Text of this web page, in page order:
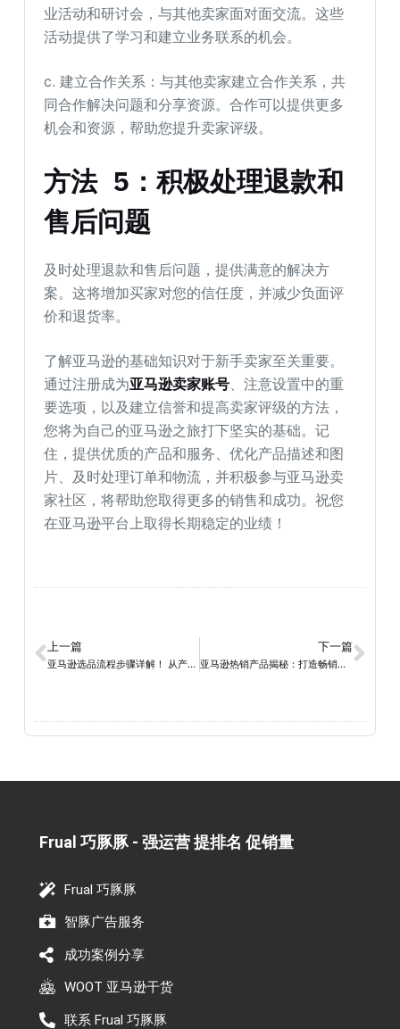
业活动和研讨会，与其他卖家面对面交流。这些
活动提供了学习和建立业务联系的机会。
c. 建立合作关系：与其他卖家建立合作关系，共
同合作解决问题和分享资源。合作可以提供更多
机会和资源，帮助您提升卖家评级。
方法 5：积极处理退款和
售后问题
及时处理退款和售后问题，提供满意的解决方
案。这将增加买家对您的信任度，并减少负面评
价和退货率。
了解亚马逊的基础知识对于新手卖家至关重要。
通过注册成为亚马逊卖家账号 、注意设置中的重
要选项，以及建立信誉和提高卖家评级的方法，
您将为自己的亚马逊之旅打下坚实的基础。记
住，提供优质的产品和服务、优化产品描述和图
片、及时处理订单和物流，并积极参与亚马逊卖
家社区，将帮助您取得更多的销售和成功。祝您
在亚马逊平台上取得长期稳定的业绩！
上一篇
亚马逊选品流程步骤详解！ 从产品定位到测款
下一篇
亚马逊热销产品揭秘：打造畅销店铺的秘诀与策略
Frual 巧豚豚 - 强运营 提排名 促销量​
Frual 巧豚豚
智豚广告服务
成功案例分享
WOOT 亚马逊干货
联系 Frual 巧豚豚